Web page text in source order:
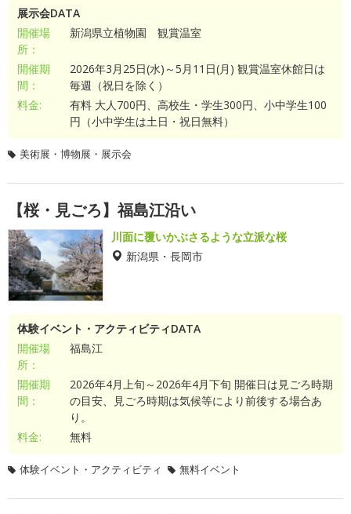
展示会DATA
開催場
所：
新潟県立植物園 観賞温室
開催期
間：
2026年3月25日(水)～5月11日(月) 観賞温室休館日は
毎週（祝日を除く）
料金:
有料 大人700円、高校生・学生300円、小中学生100
円（小中学生は土日・祝日無料）
美術展・博物展・展示会
【桜・見ごろ】福島江沿い
川面に覆いかぶさるような立派な桜
新潟県・長岡市
体験イベント・アクティビティDATA
開催場
所：
福島江
開催期
間：
2026年4月上旬～2026年4月下旬 開催日は見ごろ時期
の目安、見ごろ時期は気候等により前後する場合あ
り。
料金:
無料
体験イベント・アクティビティ 無料イベント